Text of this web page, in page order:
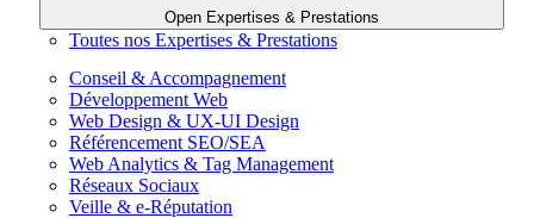
Open Expertises & Prestations
Toutes nos Expertises & Prestations
Conseil & Accompagnement
Développement Web
Web Design & UX-UI Design
Référencement SEO/SEA
Web Analytics & Tag Management
Réseaux Sociaux
Veille & e-Réputation